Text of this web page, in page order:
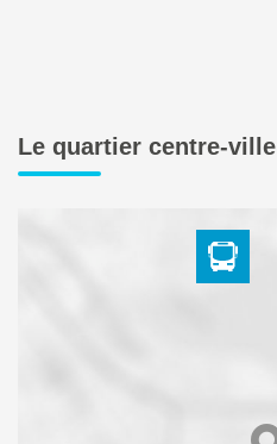
Le quartier centre-ville